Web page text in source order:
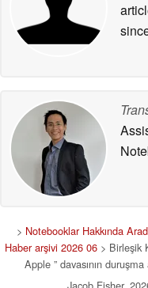
> Notebooklar Hakkında
Haber arşivi 2026 06> Birleşik
Apple ” davasının